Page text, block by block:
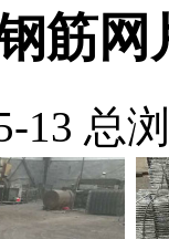
筋网
13 总